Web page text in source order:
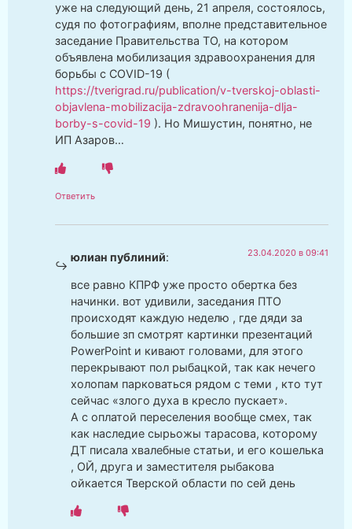
уже на следующий день, 21 апреля, состоялось,
судя по фотографиям, вполне представительное
заседание Правительства ТО, на котором
объявлена мобилизация здравоохранения для
борьбы с COVID-19 (
https://tverigrad.ru/publication/v-tverskoj-oblasti-
objavlena-mobilizacija-zdravoohranenija-dlja-
borby-s-covid-19 ). Но Мишустин, понятно, не
ИП Азаров…
Ответить
юлиан публиний: 23.04.2020 в 09:41
все равно КПРФ уже просто обертка без
начинки. вот удивили, заседания ПТО
происходят каждую неделю , где дяди за
большие зп смотрят картинки презентаций
PowerPoint и кивают головами, для этого
перекрывают пол рыбацкой, так как нечего
холопам парковаться рядом с теми , кто тут
сейчас «злого духа в кресло пускает».
А с оплатой переселения вообще смех, так
как наследие сырьожы тарасова, которому
ДТ писала хвалебные статьи, и его кошелька
, ОЙ, друга и заместителя рыбакова
ойкается Тверской области по сей день